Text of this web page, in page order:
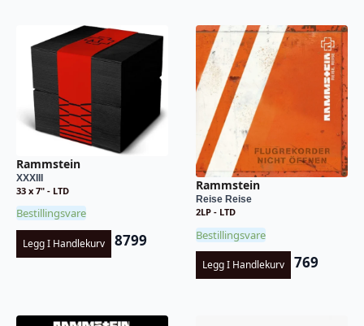
Rammstein
XXXIII
33 x 7" - LTD
Bestillingsvare
Legg I Handlekurv 8799
Rammstein
Reise Reise
2LP - LTD
Bestillingsvare
Legg I Handlekurv 769